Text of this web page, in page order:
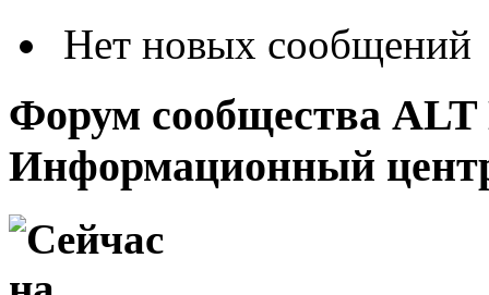
Нет новых сообщений
Форум сообщества
Информационный